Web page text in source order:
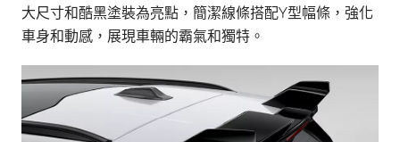
大尺寸和酷黑塗裝為亮點，簡潔線條搭配Y型幅條，強化
車身和動感，展現車輛的霸氣和獨特。